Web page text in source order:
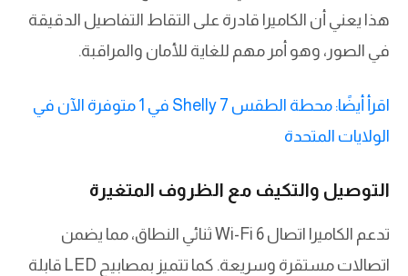
هذا يعني أن الكاميرا قادرة على التقاط التفاصيل الدقيقة
في الصور، وهو أمر مهم للغاية للأمان والمراقبة.
اقرأ أيضًا: محطة الطقس Shelly 7 في 1 متوفرة الآن في
الولايات المتحدة
التوصيل والتكيف مع الظروف المتغيرة
تدعم الكاميرا اتصال Wi-Fi 6 ثنائي النطاق، مما يضمن
اتصالات مستقرة وسريعة. كما تتميز بمصابيح LED قابلة